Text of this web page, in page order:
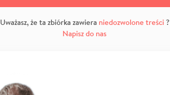
Uważasz, że ta zbiórka zawiera niedozwolone treści?
Napisz do nas